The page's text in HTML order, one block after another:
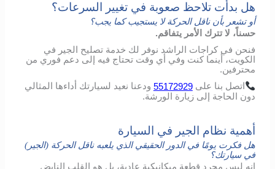
هل بدأت تلاحظ صعوبة في تغيير السرعات؟
أو تشعر بأن ناقل الحركة لا يستجيب كما يجب؟
حسناً، لا تترك الأمر يتفاقم.
فنحن في كراجات الراشد نوفر لك خدمة تصليح الجير في
الكويت، أينما كنت وفي أي وقت تحتاج فيه إلى دعم فوري من
محترفين.
اتصل بنا على55172929 ودعنا نعيد لسيارتك أداءها
المثالي
دون الحاجة إلى زيارة الورشة.
أهمية نظام الجير في السيارة
هل فكرت يومًا في الدور الحقيقي الذي يلعبه ناقل الحركة (الجير)
في سيارتك؟
إنه ليس مجرد قطعة ميكانيكية عادية، بل هو القلب النابض